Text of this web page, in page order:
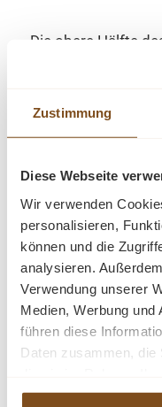
Zustimmung
Diese Webseite
Wir verwenden
personalisieren,
können und die
analysieren.
Verwendung unserer
Medien, Werbung
führen diese
Daten zusammen, die
haben.
Die obere Hälfte
Raum zur
unteren Teil des
Mit der Option,
verschiedene
können Sie jedes
einzigartigen
Landhaus-Vitrine
erhellen, sondern
bereiten. Schaffen
Persönlichkeit